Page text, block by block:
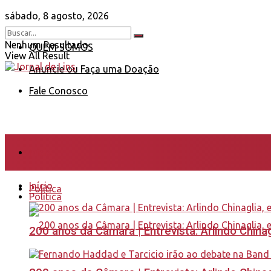
sábado, 8 agosto, 2026
QUEM SOMOS
Anuncie ou Faça uma Doação
Fale Conosco
Nenhum Resultado
View All Result
Política
Início
Política
200 anos da Câmara | Entrevista: Arlindo